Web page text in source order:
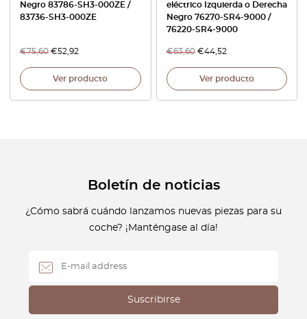
Negro 83786-SH3-000ZE /
83736-SH3-000ZE
€75,60 €52,92
Ver producto
eléctrico Izquierda o Derecha
Negro 76270-SR4-9000 /
76220-SR4-9000
€63,60 €44,52
Ver producto
Boletín de noticias
¿Cómo sabrá cuándo lanzamos nuevas piezas para su
coche? ¡Manténgase al día!